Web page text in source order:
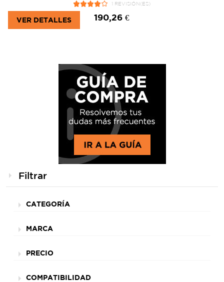
1 REVISIÓN(ES)
190,26 €
VER DETALLES
Filtrar
CATEGORÍA
MARCA
PRECIO
COMPATIBILIDAD